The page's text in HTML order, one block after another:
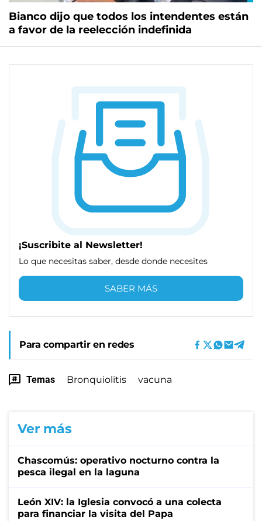
Bianco dijo que todos los intendentes están
a favor de la reelección indefinida
¡Suscribite al Newsletter!
Lo que necesitas saber, desde donde necesites
SABER MÁS
Para compartir en redes
Temas Bronquiolitis vacuna
Ver más
Chascomús: operativo nocturno contra la
pesca ilegal en la laguna
León XIV: la Iglesia convocó a una colecta
para financiar la visita del Papa